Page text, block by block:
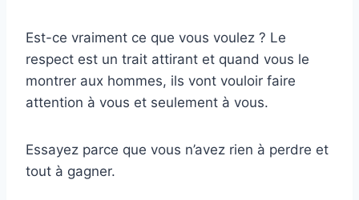
Est-ce vraiment ce que vous voulez ? Le
respect est un trait attirant et quand vous le
montrer aux hommes, ils vont vouloir faire
attention à vous et seulement à vous.
Essayez parce que vous n’avez rien à perdre et
tout à gagner.